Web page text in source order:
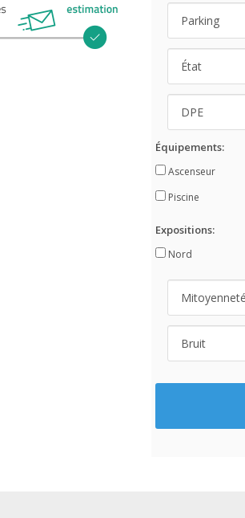
Équipements:
Ascenseur
Piscine
Expositions:
Nord